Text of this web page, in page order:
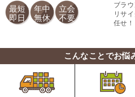
最短
即日
年中
無休
立会
不要
ブラ
リサ
任せ！
こんなことでお悩